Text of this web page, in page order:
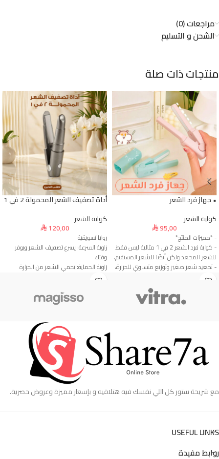
مراجعات (0)
الشحن و التسليم
منتجات ذات صلة
• جهاز فرد الشعر
كواية الشعر
⃁95,00
- *مميزات المنتج*
- كواية فرد الشعر 2 في 1 مثالية ليس فقط
للشعر المجعد ولكن أيضًا للشعر المستقيم.
- تجعيد شعر صغير وتوزيع متساوي للحرارة،
وتصفيف سريع للشعر، وتأثير يدوم طويلاً.
- تصميم سلس للألواح العلوية والسفلية
للإمساك بكل شعر، حتى لا يكون هناك
تساقط أو سحب للشعر.
- حجم صغير، طول 13 سم فقط، بما يكفي
لوضعها في حقيبتك.
- الطاقة المقدرة: 15 واط.
- درجة حرارة التسخين: 160 درجة مئوية.
- يمكن توصيله ببنك الطاقة والكمبيوتر
أداة تصفيف الشعر المحمولة 2 في 1
كواية الشعر
⃁120,00
زوايا تسويقية:
زاوية السرعة: يسرع تصفيف الشعر ويوفر
وقتك
زاوية الحماية: يحمي الشعر من الحرارة
والتلف
زاوية التوافق: ينفع للشعر الجاف والرطب
زاوية الثبات: يعطي تموجات ولفّات ثابتة تدوم
طويل
زاوية اللمعان: يحافظ على لمعان وصحة
الشعر
زاوية الراحة: تصميم مريح وسهل الاستخدام
المميزات:
يناسب الشعر الجاف والرطب بكل سهولة
مع شريحة ستور كل اللي نفسك فيه هتلاقيه و بإسعار مميزة وعروض حصرية.
USEFUL LINKS
روابط مفيدة